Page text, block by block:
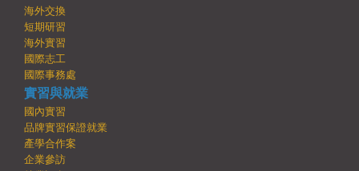
海外交換
短期研習
海外實習
國際志工
國際事務處
實習與就業
國內實習
品牌實習保證就業
產學合作案
企業參訪